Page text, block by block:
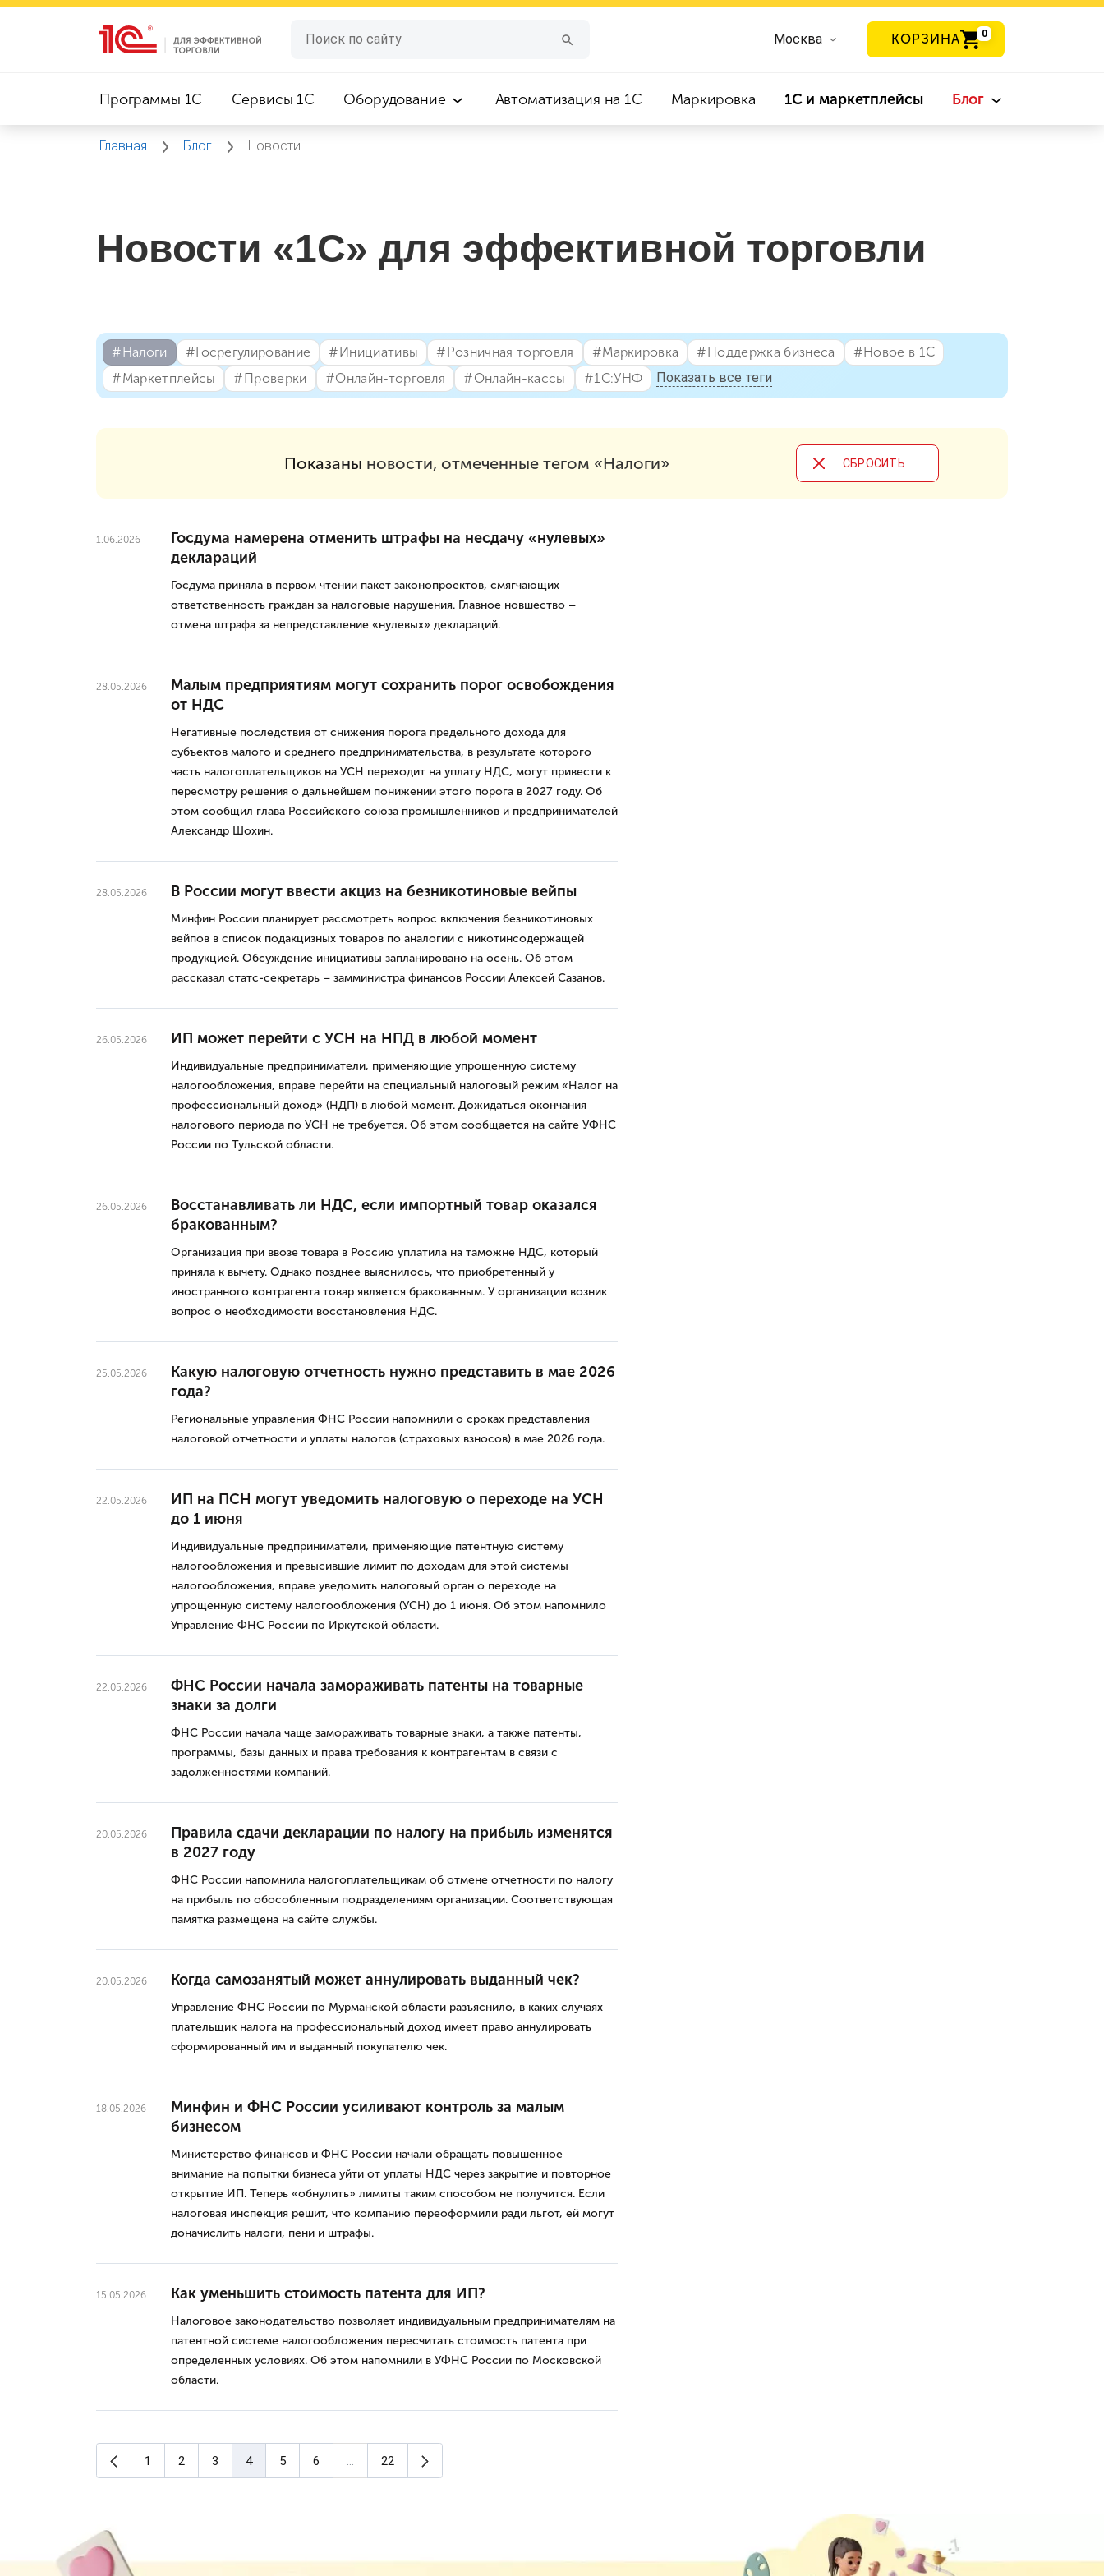
Москва КОРЗИНА 0
Программы 1C Сервисы 1C Оборудование Автоматизация на 1С Маркировка 1С и маркетплейсы Блог
Главная Блог Новости
Новости «1С» для эффективной торговли
#⁣Налоги #⁣Госрегулирование #⁣Инициативы #⁣Розничная торговля #⁣Маркировка #⁣Поддержка бизнеса
#⁣Новое в 1С
#⁣Маркетплейсы
#⁣Проверки #⁣Онлайн-торговля #⁣Онлайн-кассы #⁣1С:УНФ Показать все теги
Показаны новости, отмеченные тегом «Налоги» CБРОСИТЬ
1.06.2026
Госдума намерена отменить штрафы на несдачу «нулевых»
деклараций
Госдума приняла в первом чтении пакет законопроектов, смягчающих
ответственность граждан за налоговые нарушения. Главное новшество –
отмена штрафа за непредставление «нулевых» деклараций.
28.05.2026
Малым предприятиям могут сохранить порог освобождения
от НДС
Негативные последствия от снижения порога предельного дохода для
субъектов малого и среднего предпринимательства, в результате которого
часть налогоплательщиков на УСН переходит на уплату НДС, могут привести к
пересмотру решения о дальнейшем понижении этого порога в 2027 году. Об
этом сообщил глава Российского союза промышленников и предпринимателей
Александр Шохин.
28.05.2026 В России могут ввести акциз на безникотиновые вейпы
Минфин России планирует рассмотреть вопрос включения безникотиновых
вейпов в список подакцизных товаров по аналогии с никотинсодержащей
продукцией. Обсуждение инициативы запланировано на осень. Об этом
рассказал статс-секретарь – замминистра финансов России Алексей Сазанов.
26.05.2026 ИП может перейти с УСН на НПД в любой момент
Индивидуальные предприниматели, применяющие упрощенную систему
налогообложения, вправе перейти на специальный налоговый режим «Налог на
профессиональный доход» (НДП) в любой момент. Дожидаться окончания
налогового периода по УСН не требуется. Об этом сообщается на сайте УФНС
России по Тульской области.
26.05.2026
Восстанавливать ли НДС, если импортный товар оказался
бракованным?
Организация при ввозе товара в Россию уплатила на таможне НДС, который
приняла к вычету. Однако позднее выяснилось, что приобретенный у
иностранного контрагента товар является бракованным. У организации возник
вопрос о необходимости восстановления НДС.
25.05.2026
Какую налоговую отчетность нужно представить в мае 2026
года?
Региональные управления ФНС России напомнили о сроках представления
налоговой отчетности и уплаты налогов (страховых взносов) в мае 2026 года.
22.05.2026
ИП на ПСН могут уведомить налоговую о переходе на УСН
до 1 июня
Индивидуальные предприниматели, применяющие патентную систему
налогообложения и превысившие лимит по доходам для этой системы
налогообложения, вправе уведомить налоговый орган о переходе на
упрощенную систему налогообложения (УСН) до 1 июня. Об этом напомнило
Управление ФНС России по Иркутской области.
22.05.2026
ФНС России начала замораживать патенты на товарные
знаки за долги
ФНС России начала чаще замораживать товарные знаки, а также патенты,
программы, базы данных и права требования к контрагентам в связи с
задолженностями компаний.
20.05.2026
Правила сдачи декларации по налогу на прибыль изменятся
в 2027 году
ФНС России напомнила налогоплательщикам об отмене отчетности по налогу
на прибыль по обособленным подразделениям организации. Соответствующая
памятка размещена на сайте службы.
20.05.2026 Когда самозанятый может аннулировать выданный чек?
Управление ФНС России по Мурманской области разъяснило, в каких случаях
плательщик налога на профессиональный доход имеет право аннулировать
сформированный им и выданный покупателю чек.
18.05.2026
Минфин и ФНС России усиливают контроль за малым
бизнесом
Министерство финансов и ФНС России начали обращать повышенное
внимание на попытки бизнеса уйти от уплаты НДС через закрытие и повторное
открытие ИП. Теперь «обнулить» лимиты таким способом не получится. Если
налоговая инспекция решит, что компанию переоформили ради льгот, ей могут
доначислить налоги, пени и штрафы.
15.05.2026 Как уменьшить стоимость патента для ИП?
Налоговое законодательство позволяет индивидуальным предпринимателям на
патентной системе налогообложения пересчитать стоимость патента при
определенных условиях. Об этом напомнили в УФНС России по Московской
области.
Предыдущая страница
1 2 3 4 5 6 22